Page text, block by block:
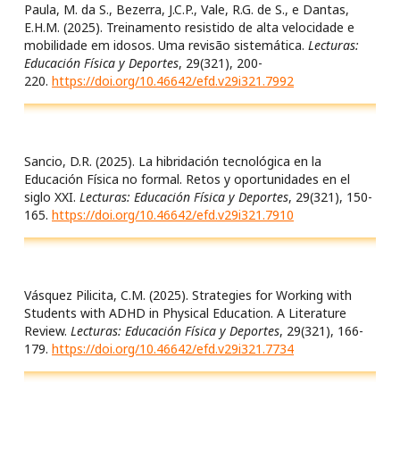
Paula, M. da S., Bezerra, J.C.P., Vale, R.G. de S., e Dantas,
E.H.M. (2025). Treinamento resistido de alta velocidade e
mobilidade em idosos. Uma revisão sistemática. Lecturas:
Educación Física y Deportes, 29(321), 200-
220. https://doi.org/10.46642/efd.v29i321.7992
Sancio, D.R. (2025). La hibridación tecnológica en la
Educación Física no formal. Retos y oportunidades en el
siglo XXI. Lecturas: Educación Física y Deportes, 29(321), 150-
165. https://doi.org/10.46642/efd.v29i321.7910
Vásquez Pilicita, C.M. (2025). Strategies for Working with
Students with ADHD in Physical Education. A Literature
Review. Lecturas: Educación Física y Deportes, 29(321), 166-
179. https://doi.org/10.46642/efd.v29i321.7734